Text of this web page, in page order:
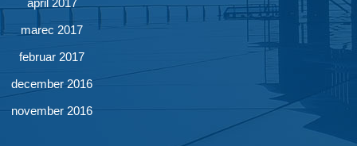
marec 2017
februar 2017
december 2016
november 2016